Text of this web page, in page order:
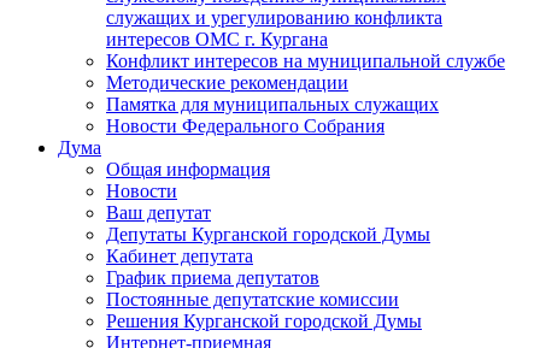
служащих и урегулированию конфликта
интересов ОМС г. Кургана
Конфликт интересов на муниципальной службе
Методические рекомендации
Памятка для муниципальных служащих
Новости Федерального Cобрания
Дума
Общая информация
Новости
Ваш депутат
Депутаты Курганской городской Думы
Кабинет депутата
График приема депутатов
Постоянные депутатские комиссии
Решения Курганской городской Думы
Интернет-приемная